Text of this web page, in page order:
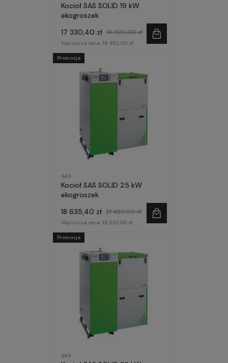
Kocioł SAS SOLID 19 kW
ekogroszek
17 330,40 zł 19 920,00 zł
Najniższa cena: 16 932,00 zł
SAS
Kocioł SAS SOLID 25 kW
ekogroszek
18 635,40 zł 21 420,00 zł
Najniższa cena: 18 207,00 zł
Promocja
SAS
Promocja